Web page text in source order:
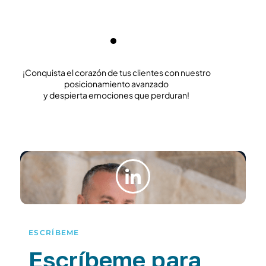
¡Conquista el corazón de tus clientes con nuestro
posicionamiento avanzado
y despierta emociones que perduran!
ESCRÍBEME
Escríbeme para